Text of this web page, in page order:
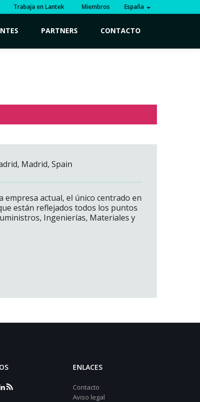
Trabaja en Lantek Miembros España
PARTNERS CONTACTO
Madrid, Spain
empresa actual, el único centrado en
están reflejados todos los puntos
Ingenierías, Materiales y
ENLACES
Contacto
Aviso legal